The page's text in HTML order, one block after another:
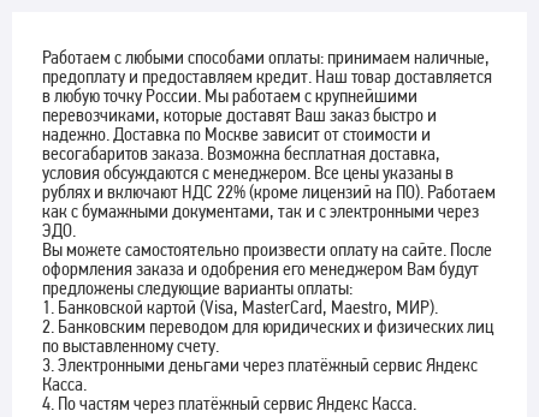
Работаем с любыми способами оплаты: принимаем наличные,
предоплату и предоставляем кредит. Наш товар доставляется
в любую точку России. Мы работаем с крупнейшими
перевозчиками, которые доставят Ваш заказ быстро и
надежно. Доставка по Москве зависит от стоимости и
весогабаритов заказа. Возможна бесплатная доставка,
условия обсуждаются с менеджером. Все цены указаны в
рублях и включают НДС 22% (кроме лицензий на ПО). Работаем
как с бумажными документами, так и с электронными через
ЭДО.
Вы можете самостоятельно произвести оплату на сайте. После
оформления заказа и одобрения его менеджером Вам будут
предложены следующие варианты оплаты:
1. Банковской картой (Visa, MasterCard, Maestro, МИР).
2. Банковским переводом для юридических и физических лиц
по выставленному счету.
3. Электронными деньгами через платёжный сервис Яндекс
Касса.
4. По частям через платёжный сервис Яндекс Касса.